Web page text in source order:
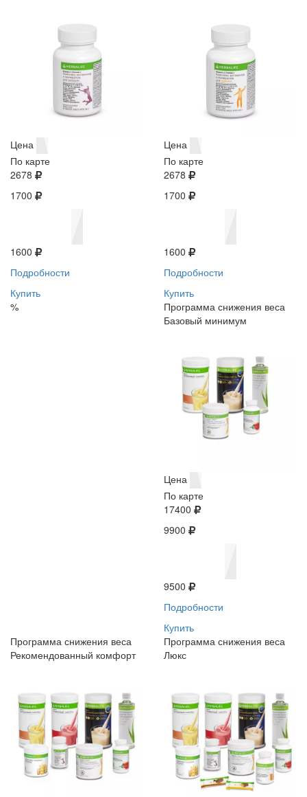
Цена
По карте
2678
1700
1600
Подробности
Купить
%
Цена
По карте
2678
1700
1600
Подробности
Купить
Программа снижения веса
Базовый минимум
Цена
По карте
17400
9900
9500
Подробности
Купить
Программа снижения веса
Рекомендованный комфорт
Программа снижения веса
Люкс